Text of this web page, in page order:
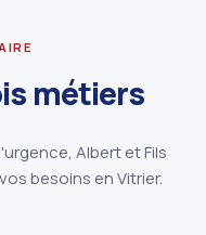
métiers
Albert et Fils
besoins en Vitrier.